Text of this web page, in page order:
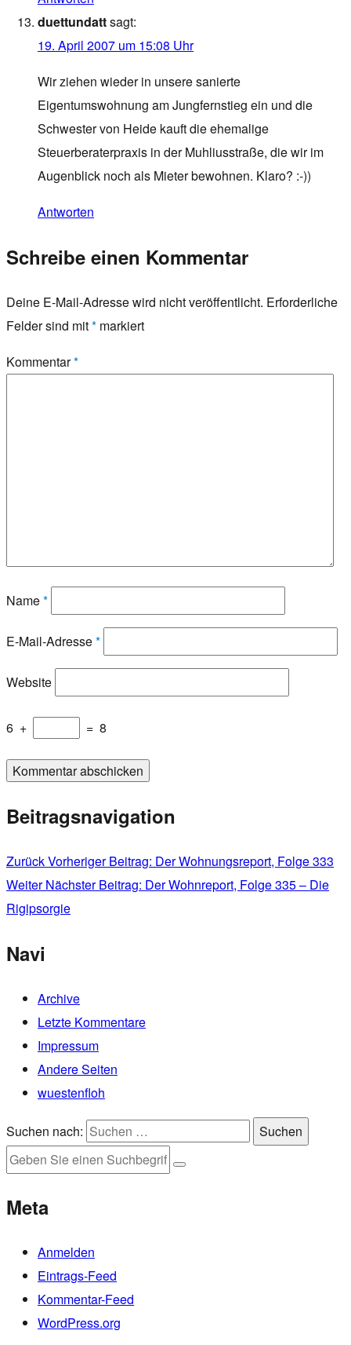
duettundattsagt:
19. April 2007 um 15:08 Uhr
Wir ziehen wieder in unsere sanierte
Eigentumswohnung am Jungfernstieg ein und die
Schwester von Heide kauft die ehemalige
Steuerberaterpraxis in der Muhliusstraße, die wir im
Augenblick noch als Mieter bewohnen. Klaro? :-))
Antworten
Schreibe einen Kommentar
Deine E-Mail-Adresse wird nicht veröffentlicht. Erforderliche
Felder sind mit* markiert
Kommentar*
Name*
E-Mail-Adresse*
Website
6 + = 8
Beitragsnavigation
ZurückVorheriger Beitrag: Der Wohnungsreport, Folge 333
Weiter Nächster Beitrag: Der Wohnreport, Folge 335 – Die
Rigipsorgie
Navi
Archive
Letzte Kommentare
Impressum
Andere Seiten
wuestenfloh
Suchen nach: Suchen
Meta
Anmelden
Eintrags-Feed
Kommentar-Feed
WordPress.org